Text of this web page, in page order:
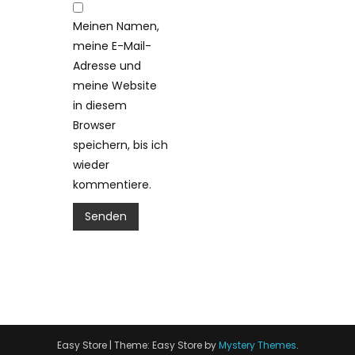
Meinen Namen,
meine E-Mail-
Adresse und
meine Website
in diesem
Browser
speichern, bis ich
wieder
kommentiere.
Easy Store | Theme: Easy Store byMystery Themes.